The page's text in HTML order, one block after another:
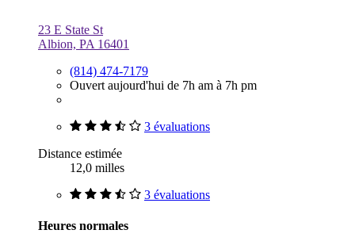
23 E State St
Albion, PA 16401
(814) 474-7179
Ouvert aujourd'hui de 7h am à 7h pm
3 évaluations
Distance estimée
12,0 milles
3 évaluations
Heures normales